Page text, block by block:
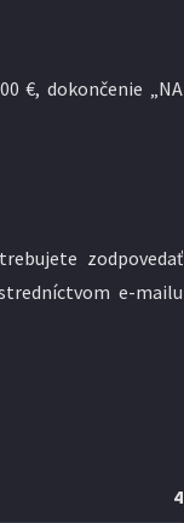
€, dokončenie „NA
zodpovedať
e-mailu
4